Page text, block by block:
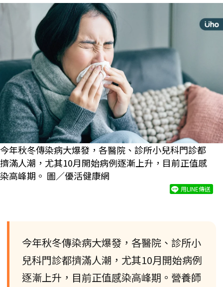
今年秋冬傳染病大爆發，各醫院、診所小兒科門診都
擠滿人潮，尤其10月開始病例逐漸上升，目前正值感
染高峰期。 圖／優活健康網
用LINE傳送
今年秋冬傳染病大爆發，各醫院、診所小
兒科門診都擠滿人潮，尤其10月開始病例
逐漸上升，目前正值感染高峰期。營養師